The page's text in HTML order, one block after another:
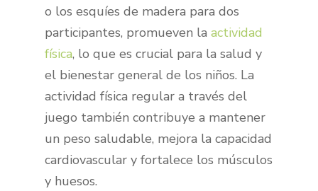
o los esquíes de madera para dos
participantes, promueven la actividad
física, lo que es crucial para la salud y
el bienestar general de los niños. La
actividad física regular a través del
juego también contribuye a mantener
un peso saludable, mejora la capacidad
cardiovascular y fortalece los músculos
y huesos.